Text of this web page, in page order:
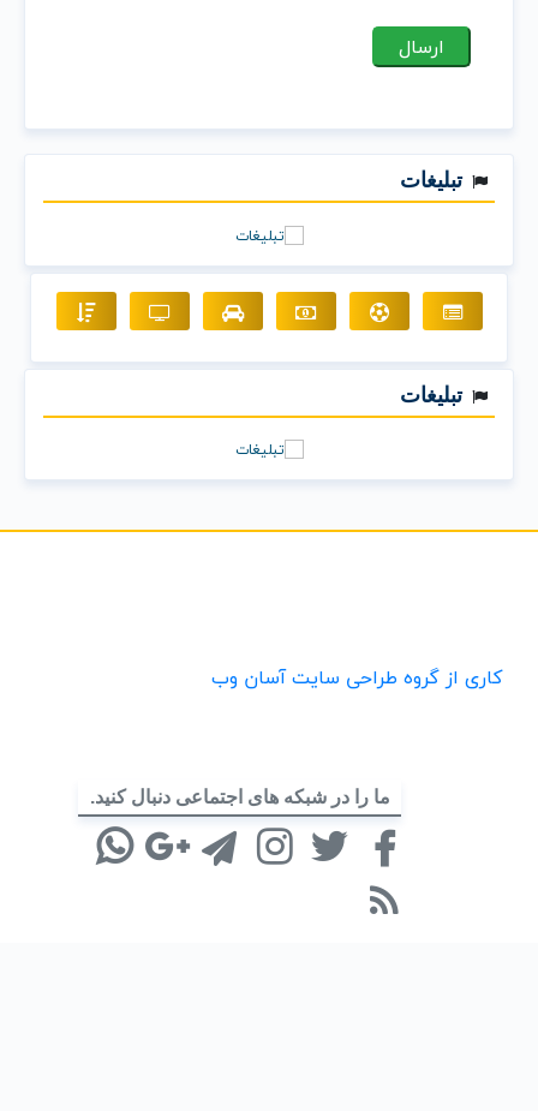
تبلیغات
تبلیغات
کاری از گروه طراحی سایت آسان وب
ما را در شبکه های اجتماعی دنبال کنید.